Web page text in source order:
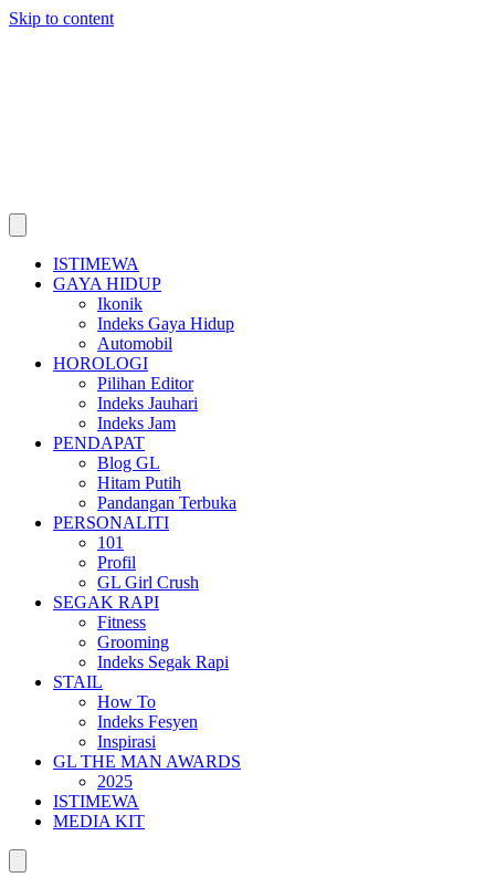
Skip to content
ISTIMEWA
GAYA HIDUP
Ikonik
Indeks Gaya Hidup
Automobil
HOROLOGI
Pilihan Editor
Indeks Jauhari
Indeks Jam
PENDAPAT
Blog GL
Hitam Putih
Pandangan Terbuka
PERSONALITI
101
Profil
GL Girl Crush
SEGAK RAPI
Fitness
Grooming
Indeks Segak Rapi
STAIL
How To
Indeks Fesyen
Inspirasi
GL THE MAN AWARDS
2025
ISTIMEWA
MEDIA KIT